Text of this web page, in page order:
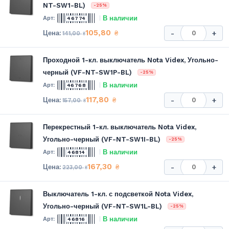
NT-SW1-BL) -25%
46774 В наличии
141,00₴105,80 ₴ - +
Проходной 1-кл. выключатель Nota Videx, Угольно-
черный (VF-NT-SW1P-BL)
-25%
46768 В наличии
157,00₴117,80 ₴ - +
Перекрестный 1-кл. выключатель Nota Videx,
Угольно-черный (VF-NT-SW1I-BL)
-25%
46814 В наличии
223,00₴167,30 ₴ - +
Выключатель 1-кл. с подсветкой Nota Videx,
Угольно-черный (VF-NT-SW1L-BL)
-25%
46816 В наличии